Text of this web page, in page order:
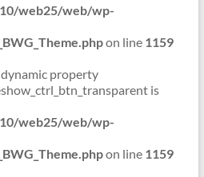
web25/web/wp-
on line 1159
property
is
web25/web/wp-
on line 1159